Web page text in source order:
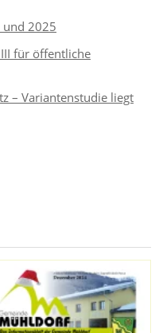
und 2025
III für öffentliche
– Variantenstudie liegt